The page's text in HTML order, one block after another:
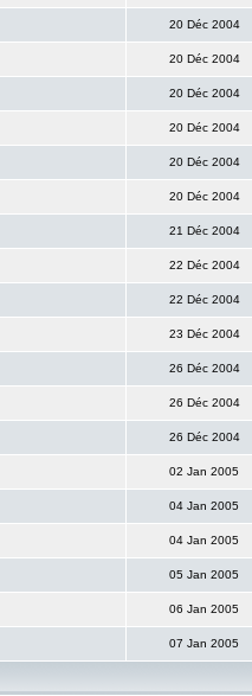
20 Déc 2004
20 Déc 2004
20 Déc 2004
20 Déc 2004
20 Déc 2004
20 Déc 2004
21 Déc 2004
22 Déc 2004
22 Déc 2004
23 Déc 2004
26 Déc 2004
26 Déc 2004
26 Déc 2004
02 Jan 2005
04 Jan 2005
04 Jan 2005
05 Jan 2005
06 Jan 2005
07 Jan 2005